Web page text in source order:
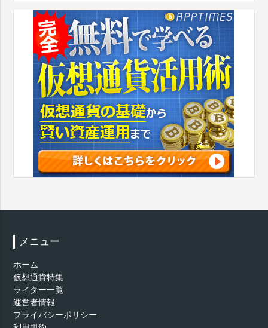
メニュー
ホーム
仮想通貨特集
ライター一覧
運営者情報
プライバシーポリシー